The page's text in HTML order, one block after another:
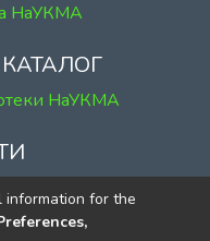
НаУКМА
НаУКМА
2
information for the